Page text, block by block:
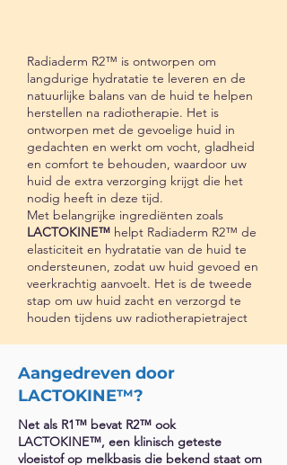
Radiaderm R2™ is ontworpen om
langdurige hydratatie te leveren en de
natuurlijke balans van de huid te helpen
herstellen na radiotherapie. Het is
ontworpen met de gevoelige huid in
gedachten en werkt om vocht, gladheid
en comfort te behouden, waardoor uw
huid de extra verzorging krijgt die het
nodig heeft in deze tijd.
Met belangrijke ingrediënten zoals
LACTOKINE™ helpt Radiaderm R2™ de
elasticiteit en hydratatie van de huid te
ondersteunen, zodat uw huid gevoed en
veerkrachtig aanvoelt. Het is de tweede
stap om uw huid zacht en verzorgd te
houden tijdens uw radiotherapietraject
Aangedreven door
LACTOKINE™?
Net als R1™ bevat R2™ ook
LACTOKINE™, een klinisch geteste
vloeistof op melkbasis die bekend staat om